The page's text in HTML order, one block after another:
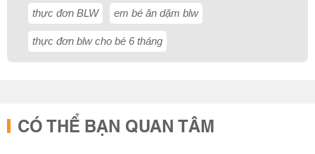
thực đơn BLW em bé ăn dặm blw
thực đơn blw cho bé 6 tháng
CÓ THỂ BẠN QUAN TÂM